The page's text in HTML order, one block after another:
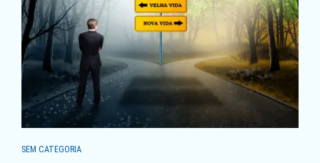
SEM CATEGORIA